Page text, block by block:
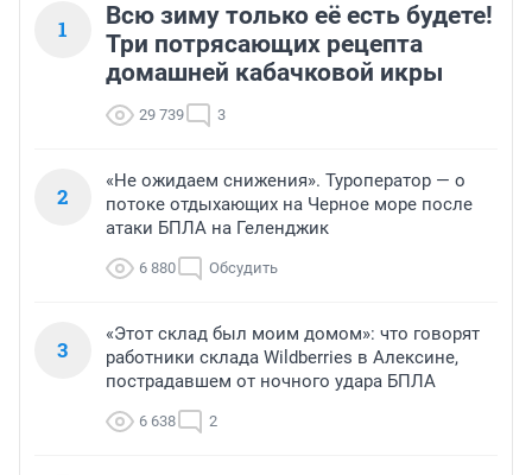
1
Всю зиму только её есть будете!
Три потрясающих рецепта
домашней кабачковой икры
29 739 3
2
«Не ожидаем снижения». Туроператор — о
потоке отдыхающих на Черное море после
атаки БПЛА на Геленджик
6 880 Обсудить
3
«Этот склад был моим домом»: что говорят
работники склада Wildberries в Алексине,
пострадавшем от ночного удара БПЛА
6 638 2